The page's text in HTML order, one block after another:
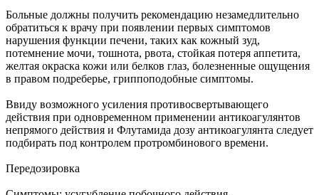
Больные должны получить рекомендацию незамедлительно
обратиться к врачу при появлении первых симптомов
нарушения функции печени, таких как кожный зуд,
потемнение мочи, тошнота, рвота, стойкая потеря аппетита,
желтая окраска кожи или белков глаз, болезненные ощущения
в правом подреберье, гриппоподобные симптомы.
Ввиду возможного усиления противосвертывающего
действия при одновременном применении антикоагулянтов
непрямого действия и Флутамида дозу антикоагулянта следует
подбирать под контролем протромбинового времени.
Передозировка